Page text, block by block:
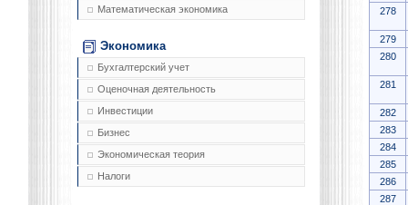
Математическая экономика
Экономика
Бухгалтерский учет
Оценочная деятельность
Инвестиции
Бизнес
Экономическая теория
Налоги
278
279
280
281
282
283
284
285
286
287